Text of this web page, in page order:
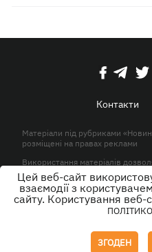
Контакти
Матеріали під рубриками
розміщені на правах реклами
Використання матеріалів
активного гіперпосилання на
© ТОВ «ЮЛАВ МЕДІА» 2026. Всі
Цей веб-сайт
взаємодії з
сайту. Користування веб-
ЗГОДЕН